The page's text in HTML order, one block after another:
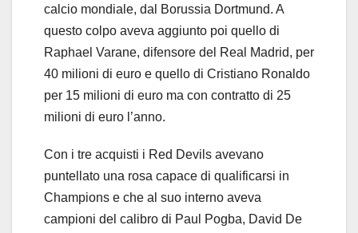
calcio mondiale, dal Borussia Dortmund. A
questo colpo aveva aggiunto poi quello di
Raphael Varane, difensore del Real Madrid, per
40 milioni di euro e quello di Cristiano Ronaldo
per 15 milioni di euro ma con contratto di 25
milioni di euro l’anno.
Con i tre acquisti i Red Devils avevano
puntellato una rosa capace di qualificarsi in
Champions e che al suo interno aveva
campioni del calibro di Paul Pogba, David De